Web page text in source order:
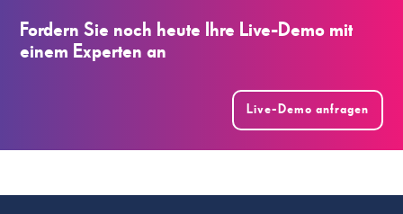
Fordern Sie noch heute Ihre Live-Demo mit
einem Experten an
Live-Demo anfragen